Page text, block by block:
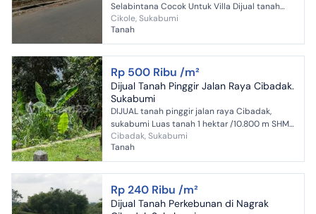
Selabintana Cocok Untuk Villa Dijual tanah
datar siap bangun rumah/villa Sukabumi
Lokasi sejuk arah Selabin...
Cikole, Sukabumi
Tanah
Rp 500 Ribu /m²
Dijual Tanah Pinggir Jalan Raya Cibadak.
Sukabumi
DIJUAL tanah pinggir jalan raya Cibadak,
sukabumi Luas tanah 1 hektar /10.800 m SHM
Harga :500ribu/meter (nego)
Cibadak, Sukabumi
Tanah
Rp 240 Ribu /m²
Dijual Tanah Perkebunan di Nagrak